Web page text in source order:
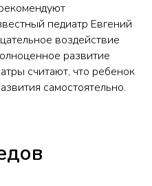
педиатр Евгений
воздействие
развитие
считают, что ребенок
самостоятельно.